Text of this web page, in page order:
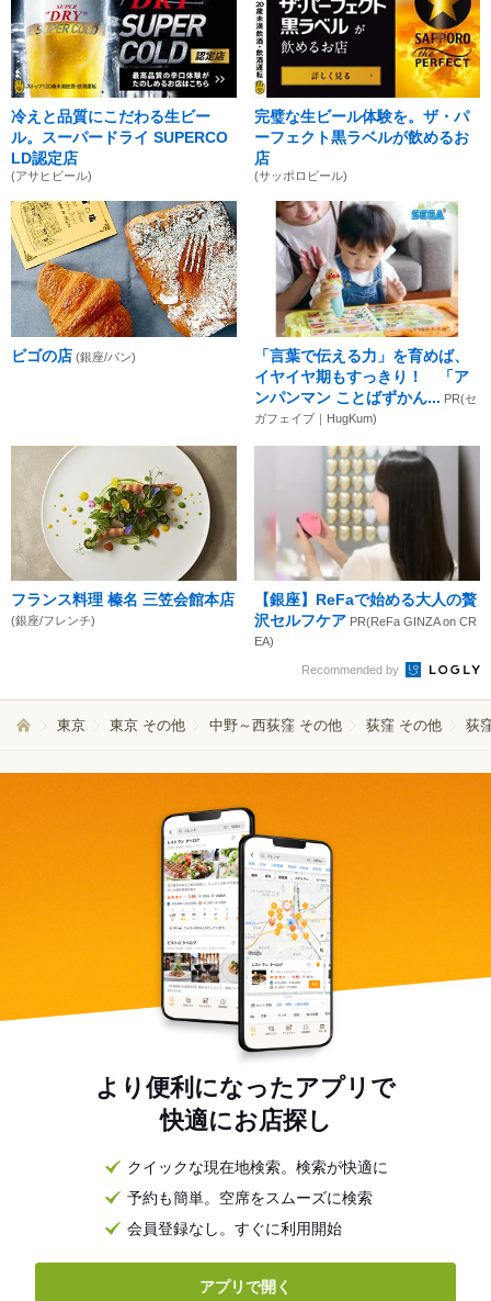
冷えと品質にこだわる生ビー
ル。スーパードライ SUPERCO
LD認定店
(アサヒビール)
完璧な生ビール体験を。ザ・パ
ーフェクト黒ラベルが飲めるお
店
(サッポロビール)
ビゴの店 (銀座/パン)
「言葉で伝える力」を育めば、
イヤイヤ期もすっきり！ 「ア
ンパンマン ことばずかん... PR(セ
ガフェイブ｜HugKum)
フランス料理 榛名 三笠会館本店
(銀座/フレンチ)
【銀座】ReFaで始める大人の贅
沢セルフケア PR(ReFa GINZA on CR
EA)
Recommended by
東京 東京 その他 中野～西荻窪 その他 荻窪 その他 荻
より便利になったアプリで
快適にお店探し
クイックな現在地検索。検索が快適に
予約も簡単。空席をスムーズに検索
会員登録なし。すぐに利用開始
アプリで開く